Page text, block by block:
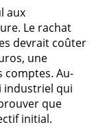
aux
Le rachat
devrait coûter
une
comptes. Au-
industriel qui
que
initial.